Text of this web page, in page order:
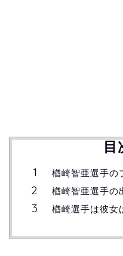
目
楢崎智亜選手の
楢崎智亜選手の
楢崎選手は彼女